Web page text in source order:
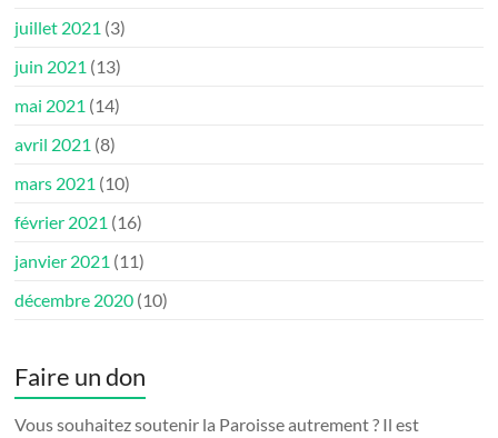
juillet 2021 (3)
juin 2021 (13)
mai 2021 (14)
avril 2021 (8)
mars 2021 (10)
février 2021 (16)
janvier 2021 (11)
décembre 2020 (10)
Faire un don
Vous souhaitez soutenir la Paroisse autrement ? Il est